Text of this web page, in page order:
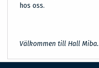
hos oss.
Välkommen till Hall Miba.